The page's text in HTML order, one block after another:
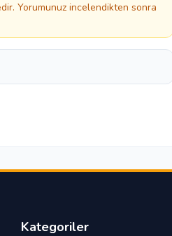
Yorumunuz incelendikten sonra
Kategoriler